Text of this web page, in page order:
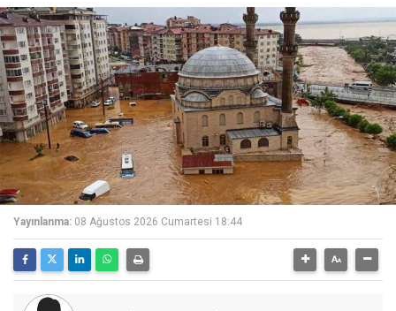
Yayınlanma: 08 Ağustos 2026 Cumartesi 18:44